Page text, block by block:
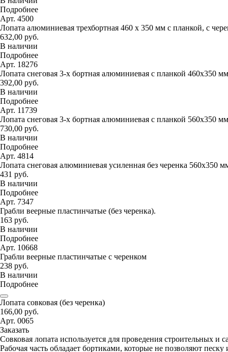
Подробнее
Арт. 4500
Лопата алюминиевая трехбортная 460 х 350 мм с планкой, с
632,00 руб.
В наличии
Подробнее
Арт. 18276
Лопата снеговая 3-х бортная алюминиевая с планкой 460х350 мм
392,00 руб.
В наличии
Подробнее
Арт. 11739
Лопата снеговая 3-х бортная алюминиевая с планкой 560х350 мм
730,00 руб.
В наличии
Подробнее
Арт. 4814
Лопата снеговая алюминиевая усиленная без черенка 560х350
431 руб.
В наличии
Подробнее
Арт. 7347
Грабли веерные пластинчатые (без черенка).
163 руб.
В наличии
Подробнее
Арт. 10668
Грабли веерные пластинчатые с черенком
238 руб.
В наличии
Подробнее
Лопата совковая (без черенка)
166,00 руб.
Арт. 0065
Заказать
Совковая лопата используется для проведения строительных и
Рабочая часть обладает бортиками, которые не позволяют